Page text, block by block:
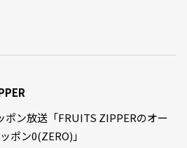
ポン放送「FRUITS ZIPPERのオー
ポン0(ZERO)」